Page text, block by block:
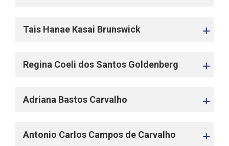
Tais Hanae Kasai Brunswick
Regina Coeli dos Santos Goldenberg
Adriana Bastos Carvalho
Antonio Carlos Campos de Carvalho